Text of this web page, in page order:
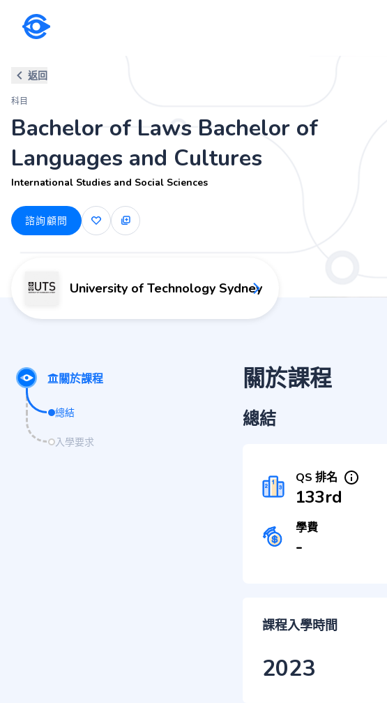
返回
科目
Bachelor of Laws Bachelor of
Languages and Cultures
International Studies and Social Sciences
諮詢顧問
University of Technology Sydney
關於課程
總結
入學要求
關於課程
總結
QS 排名
133rd
學費
-
課程入學時間
2023